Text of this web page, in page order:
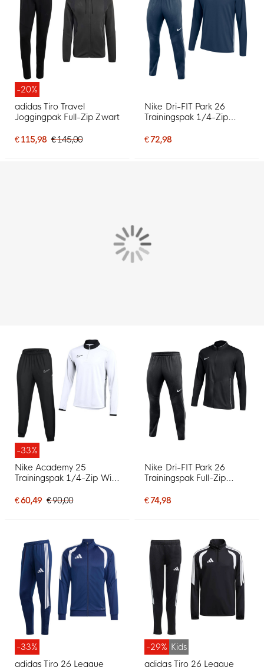
-20%
adidas Tiro Travel
Joggingpak Full-Zip Zwart
€ 115,98 € 145,00
Nike Dri-FIT Park 26
Trainingspak 1/4-Zip
€ 72,98
-33%
Nike Academy 25
Trainingspak 1/4-Zip Wit
€ 60,49 € 90,00
Nike Dri-FIT Park 26
Trainingspak Full-Zip
€ 74,98
-33%
adidas Tiro 26 League
-29% Kids
adidas Tiro 26 League